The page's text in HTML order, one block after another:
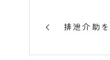
排泄介助